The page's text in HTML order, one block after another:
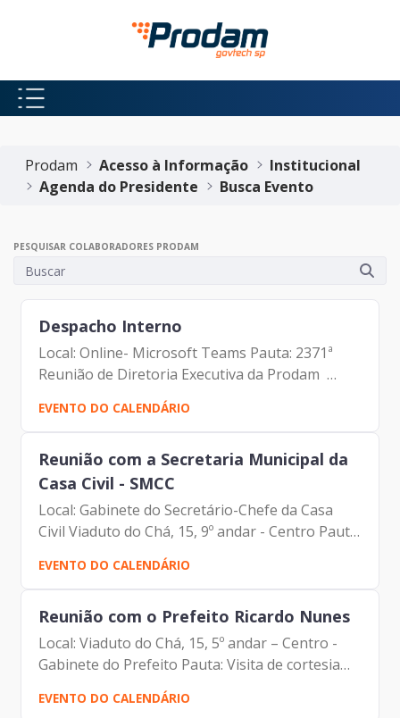
Pular para o Conteúdo principal
Prodam
Acesso à Informação
Institucional
Agenda do Presidente
Busca Evento
PESQUISAR COLABORADORES PRODAM
Despacho Interno
Local: Online- Microsoft Teams Pauta: 2371ª
Reunião de Diretoria Executiva da Prodam
Participantes: - Francisco Forbes – Presidente |
Prodam-SP - André Tomiatto - Assessor da
Presidência |...
EVENTO DO CALENDÁRIO
Reunião com a Secretaria Municipal da
Casa Civil - SMCC
Local: Gabinete do Secretário-Chefe da Casa
Civil Viaduto do Chá, 15, 9º andar - Centro Pauta:
Reunião de alinhamento Participantes: -
Francisco Forbes – Presidente | Prodam-SP -
Enrico Misasi -...
EVENTO DO CALENDÁRIO
Reunião com o Prefeito Ricardo Nunes
Local: Viaduto do Chá, 15, 5º andar – Centro -
Gabinete do Prefeito Pauta: Visita de cortesia
Participantes: Ex-Ministro de Minas e Energia –
Adolfo Sachsida e CEO Mundial da Enline
EVENTO DO CALENDÁRIO